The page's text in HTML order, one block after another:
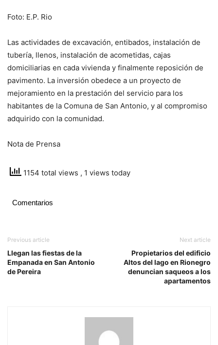
Foto: E.P. Rio
Las actividades de excavación, entibados, instalación de
tubería, llenos, instalación de acometidas, cajas
domiciliarias en cada vivienda y finalmente reposición de
pavimento. La inversión obedece a un proyecto de
mejoramiento en la prestación del servicio para los
habitantes de la Comuna de San Antonio, y al compromiso
adquirido con la comunidad.
Nota de Prensa
1154 total views , 1 views today
Comentarios
Previous article
Llegan las fiestas de la
Empanada en San Antonio
de Pereira
Next article
Propietarios del edificio
Altos del lago en Rionegro
denuncian saqueos a los
apartamentos